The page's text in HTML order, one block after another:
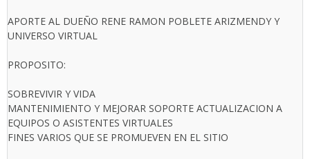
APORTE AL DUEÑO RENE RAMON POBLETE ARIZMENDY Y
UNIVERSO VIRTUAL
PROPOSITO:
SOBREVIVIR Y VIDA
MANTENIMIENTO Y MEJORAR SOPORTE ACTUALIZACION A
EQUIPOS O ASISTENTES VIRTUALES
FINES VARIOS QUE SE PROMUEVEN EN EL SITIO